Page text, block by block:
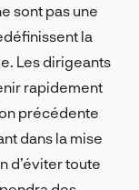
sont pas une
la
Les dirigeants
rapidement
précédente
dans la mise
d’éviter toute